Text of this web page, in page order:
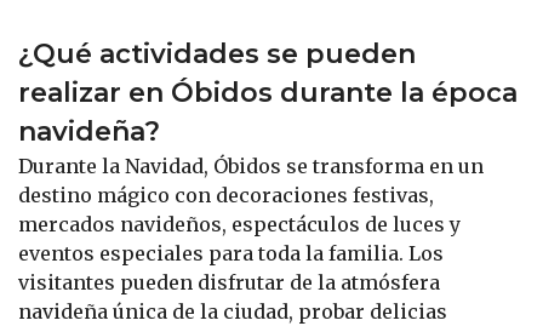
¿Qué actividades se pueden
realizar en Óbidos durante la época
navideña?
Durante la Navidad, Óbidos se transforma en un
destino mágico con decoraciones festivas,
mercados navideños, espectáculos de luces y
eventos especiales para toda la familia. Los
visitantes pueden disfrutar de la atmósfera
navideña única de la ciudad, probar delicias